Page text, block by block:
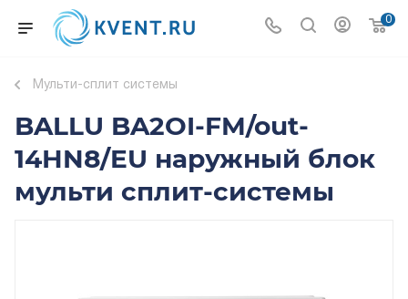
0
Мульти-сплит системы
BALLU BA2OI-FM/out-
14HN8/EU наружный блок
мульти сплит-системы